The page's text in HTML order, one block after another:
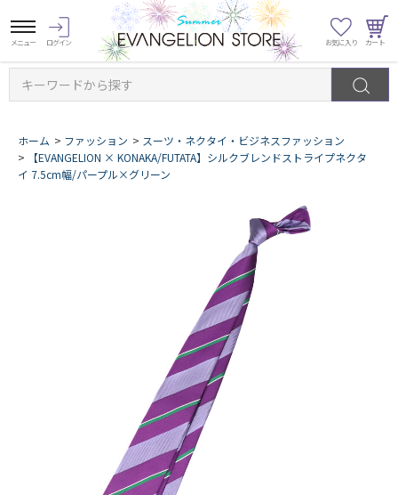
キーワードから探す
ホーム > ファッション > スーツ・ネクタイ・ビジネスファッション
>
【EVANGELION × KONAKA/FUTATA】シルクブレンドストライプネクタ
イ 7.5cm幅/パープル×グリーン